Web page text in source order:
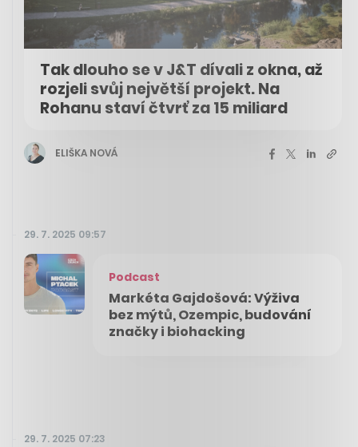
Tak dlouho se v J&T dívali z okna, až
rozjeli svůj největší projekt. Na
Rohanu staví čtvrť za 15 miliard
ELIŠKA NOVÁ
29. 7. 2025 09:57
Podcast
Markéta Gajdošová: Výživa
bez mýtů, Ozempic, budování
značky i biohacking
29. 7. 2025 07:23